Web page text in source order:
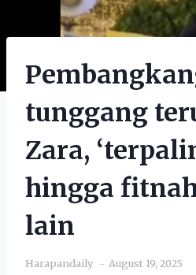
tunggang
Zara,
hingga
lain
Harapandaily August 19, 2025